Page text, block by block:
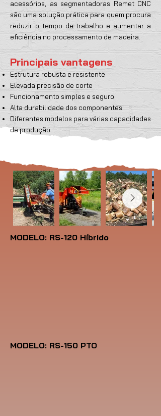
acessórios, as segmentadoras Remet CNC
são uma solução prática para quem procura
reduzir o tempo de trabalho e aumentar a
eficiência no processamento de madeira.
Principais vantagens
Estrutura robusta e resistente
Elevada precisão de corte
Funcionamento simples e seguro
Alta durabilidade dos componentes
Diferentes modelos para várias capacidades
de produção
MODELO: RS-120 Híbrido
MODELO: RS-150 PTO